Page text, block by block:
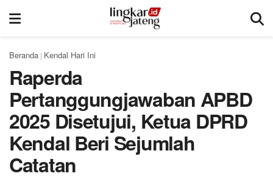
Beranda | Kendal Hari Ini
Raperda
Pertanggungjawaban APBD
2025 Disetujui, Ketua DPRD
Kendal Beri Sejumlah
Catatan